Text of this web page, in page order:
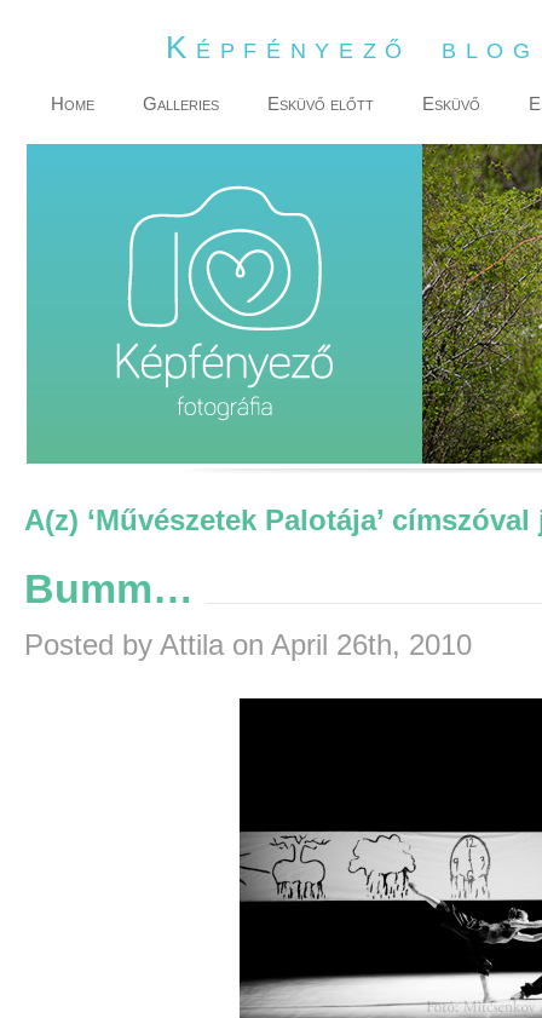
Képfényező
Home Galleries Esküvő előtt Esküvő
A(z) ‘Művészetek Palotája’
Bumm…
Posted by Attila on April 26th, 2010